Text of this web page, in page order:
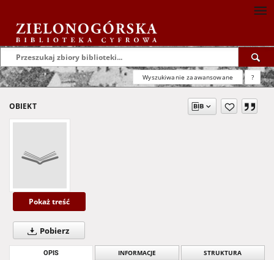
Wyszukiwanie zaawansowane ?
OBIEKT
Pokaż treść
Pobierz
OPIS INFORMACJE STRUKTURA